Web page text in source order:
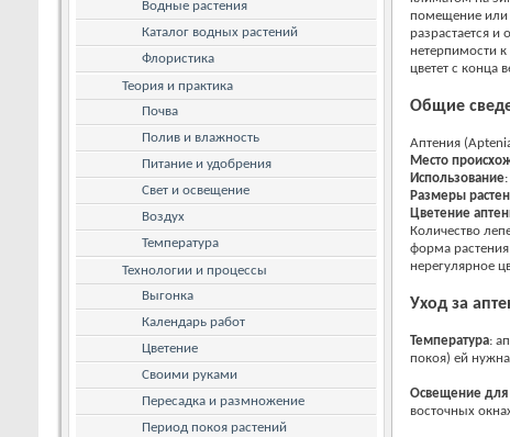
помещение или
разрастается
нетерпимости
цветет с конца
Общие
Аптения
Место
Использование:
Размеры
Цветение
Количество
форма
нерегулярное
Уход за
Температура:
покоя) ей
Освещение для
восточных
Водные растения
Каталог водных растений
Флористика
Теория и практика
Почва
Полив и влажность
Питание и удобрения
Свет и освещение
Воздух
Температура
Технологии и процессы
Выгонка
Календарь работ
Цветение
Своими руками
Пересадка и размножение
Период покоя растений